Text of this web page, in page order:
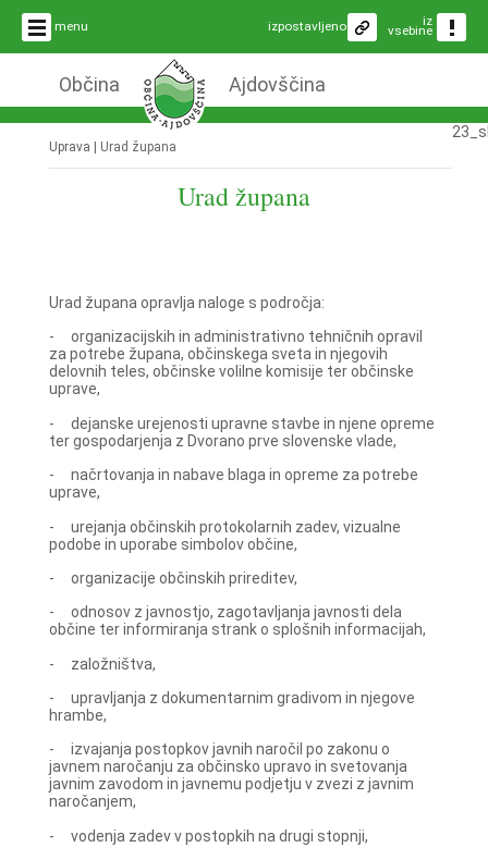
menu iz
vsebine
izpostavljeno
Občina Ajdovščina
Uprava | Urad župana
Urad župana
Urad župana opravlja naloge s področja:
- organizacijskih in administrativno tehničnih opravil
za potrebe župana, občinskega sveta in njegovih
delovnih teles, občinske volilne komisije ter občinske
uprave,
- dejanske urejenosti upravne stavbe in njene opreme
ter gospodarjenja z Dvorano prve slovenske vlade,
- načrtovanja in nabave blaga in opreme za potrebe
uprave,
- urejanja občinskih protokolarnih zadev, vizualne
podobe in uporabe simbolov občine,
- organizacije občinskih prireditev,
- odnosov z javnostjo, zagotavljanja javnosti dela
občine ter informiranja strank o splošnih informacijah,
- založništva,
- upravljanja z dokumentarnim gradivom in njegove
hrambe,
- izvajanja postopkov javnih naročil po zakonu o
javnem naročanju za občinsko upravo in svetovanja
javnim zavodom in javnemu podjetju v zvezi z javnim
naročanjem,
- vodenja zadev v postopkih na drugi stopnji,